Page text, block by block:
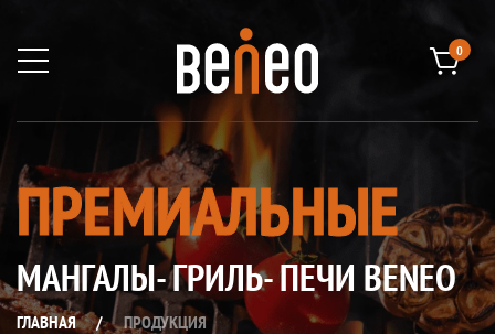
0
ПРЕМИАЛЬНЫЕ
МАНГАЛЫ- ГРИЛЬ- ПЕЧИ BENEO
ГЛАВНАЯ / ПРОДУКЦИЯ